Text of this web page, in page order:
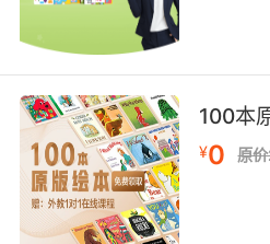
个现象几乎所有家长都
少英语内容，但就是不开
虑，是不是方法不对，是
实是一个必经阶段，语言
子在沉默期里并不是什么
默积累语音、词汇和句型
烧开之前你看不到任何动
灌。积累够了，开口是水
100本
¥0 原